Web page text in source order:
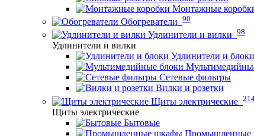
Монтажные
Обогреватели 90
Удлинители и вилки 98
Удлинители и вилки
Удлинители и блоки
Сетевые фильтры
Вилки и розетки
Щиты электрические
Щиты электрические
Бытовые
Промышленные